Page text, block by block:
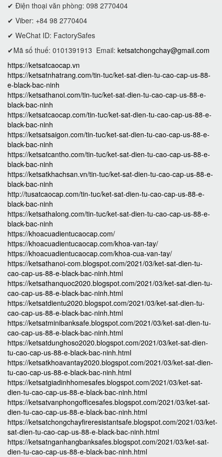
✔ Điện thoại văn phòng: 098 2770404
✔ Viber: +84 98 2770404
✔ WeChat ID: FactorySafes
✔Mã số thuế: 0101391913 Email: ketsatchongchay@gmail.com
https://ketsatcaocap.vn
https://ketsatnhatrang.com/tin-tuc/ket-sat-dien-tu-cao-cap-us-88-
e-black-bac-ninh
https://ketsathanoi.com/tin-tuc/ket-sat-dien-tu-cao-cap-us-88-e-
black-bac-ninh
https://ketsatcaocap.com/tin-tuc/ket-sat-dien-tu-cao-cap-us-88-e-
black-bac-ninh
https://ketsatsaigon.com/tin-tuc/ket-sat-dien-tu-cao-cap-us-88-e-
black-bac-ninh
https://ketsatcantho.com/tin-tuc/ket-sat-dien-tu-cao-cap-us-88-e-
black-bac-ninh
https://ketsatkhachsan.vn/tin-tuc/ket-sat-dien-tu-cao-cap-us-88-e-
black-bac-ninh
http://tusatcaocap.com/tin-tuc/ket-sat-dien-tu-cao-cap-us-88-e-
black-bac-ninh
https://ketsathalong.com/tin-tuc/ket-sat-dien-tu-cao-cap-us-88-e-
black-bac-ninh
https://khoacuadientucaocap.com/
https://khoacuadientucaocap.com/khoa-van-tay/
https://khoacuadientucaocap.com/khoa-cua-van-tay/
https://ketsathanoi-com.blogspot.com/2021/03/ket-sat-dien-tu-
cao-cap-us-88-e-black-bac-ninh.html
https://ketsathanquoc2020.blogspot.com/2021/03/ket-sat-dien-tu-
cao-cap-us-88-e-black-bac-ninh.html
https://ketsatdientu2020.blogspot.com/2021/03/ket-sat-dien-tu-
cao-cap-us-88-e-black-bac-ninh.html
https://ketsatminibanksafe.blogspot.com/2021/03/ket-sat-dien-tu-
cao-cap-us-88-e-black-bac-ninh.html
https://ketsatdunghoso2020.blogspot.com/2021/03/ket-sat-dien-
tu-cao-cap-us-88-e-black-bac-ninh.html
https://ketsatkhoavantay2020.blogspot.com/2021/03/ket-sat-dien-
tu-cao-cap-us-88-e-black-bac-ninh.html
https://ketsatgiadinhhomesafes.blogspot.com/2021/03/ket-sat-
dien-tu-cao-cap-us-88-e-black-bac-ninh.html
https://ketsatvanphongofficesafes.blogspot.com/2021/03/ket-sat-
dien-tu-cao-cap-us-88-e-black-bac-ninh.html
https://ketsatchongchayfireresistantsafe.blogspot.com/2021/03/ket-
sat-dien-tu-cao-cap-us-88-e-black-bac-ninh.html
https://ketsatnganhangbanksafes.blogspot.com/2021/03/ket-sat-
dien-tu-cao-cap-us-88-e-black-bac-ninh.html